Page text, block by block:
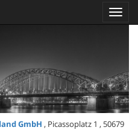
GmbH , Picassoplatz 1 , 50679